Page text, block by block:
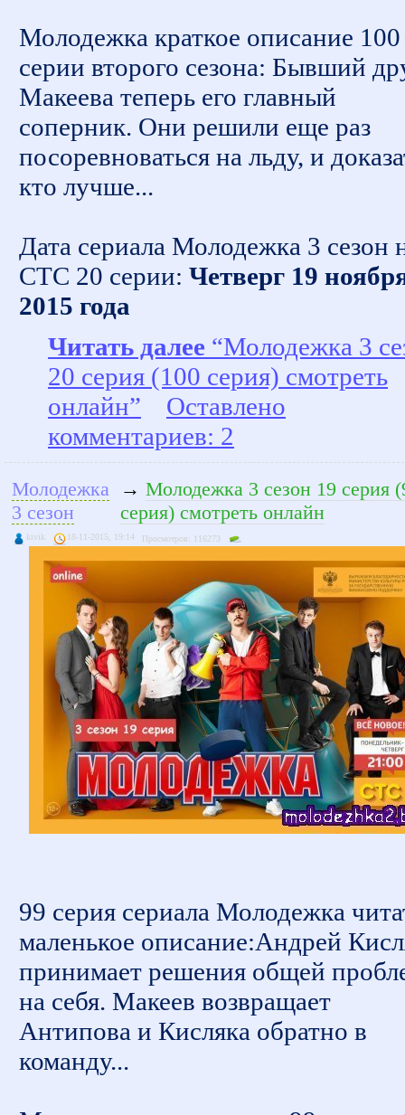
Молодежка краткое описание 100
серии второго сезона: Бывший
Макеева теперь его главный
соперник. Они решили еще раз
посоревноваться на льду, и
кто лучше...
Дата сериала Молодежка 3 сезон
СТС 20 серии: Четверг 19
2015 года
Читать далее “Молодежка 3
20 серия (100 серия) смотреть
онлайн”
Оставлено
комментариев: 2
Молодежка
3 сезон
→ Молодежка 3 сезон 19 серия
серия) смотреть онлайн
kivik 18-11-2015, 19:14 Просмотров: 116273
99 серия сериала Молодежка
маленькое описание:Андрей
принимает решения общей
на себя. Макеев возвращает
Антипова и Кисляка обратно в
команду...